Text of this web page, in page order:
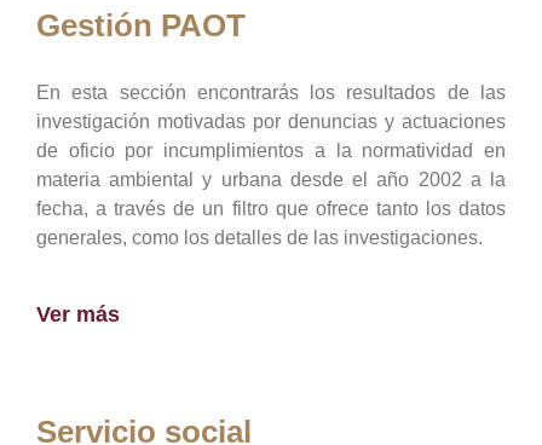
Gestión PAOT
En esta sección encontrarás los resultados de las
investigación motivadas por denuncias y actuaciones
de oficio por incumplimientos a la normatividad en
materia ambiental y urbana desde el año 2002 a la
fecha, a través de un filtro que ofrece tanto los datos
generales, como los detalles de las investigaciones.
Ver más
Servicio social